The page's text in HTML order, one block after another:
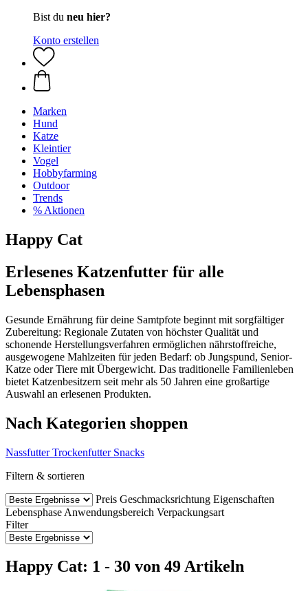
Bist du neu hier?
Konto erstellen
Marken
Hund
Katze
Kleintier
Vogel
Hobbyfarming
Outdoor
Trends
% Aktionen
Happy Cat
Erlesenes Katzenfutter für alle
Lebensphasen
Gesunde Ernährung für deine Samtpfote beginnt mit sorgfältiger
Zubereitung: Regionale Zutaten von höchster Qualität und
schonende Herstellungsverfahren ermöglichen nährstoffreiche,
ausgewogene Mahlzeiten für jeden Bedarf: ob Jungspund, Senior-
Katze oder Tiere mit Übergewicht. Das traditionelle Familienleben
bietet Katzenbesitzern seit mehr als 50 Jahren eine großartige
Auswahl an erlesenen Produkten.
Nach Kategorien shoppen
Nassfutter Trockenfutter Snacks
Filtern & sortieren
Preis Geschmacksrichtung Eigenschaften
Lebensphase Anwendungsbereich Verpackungsart
Filter
Happy Cat: 1 - 30 von 49 Artikeln